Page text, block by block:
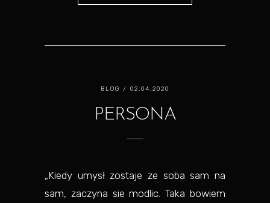
BLOG / 02.04.2020
PERSONA
„Kiedy umysł zostaje ze soba sam na
sam, zaczyna sie modlic. Taka bowiem